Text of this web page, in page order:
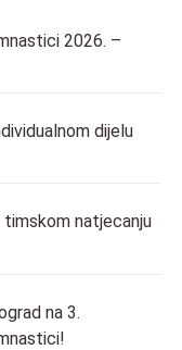
2026. –
dijelu
timskom natjecanju
na 3.